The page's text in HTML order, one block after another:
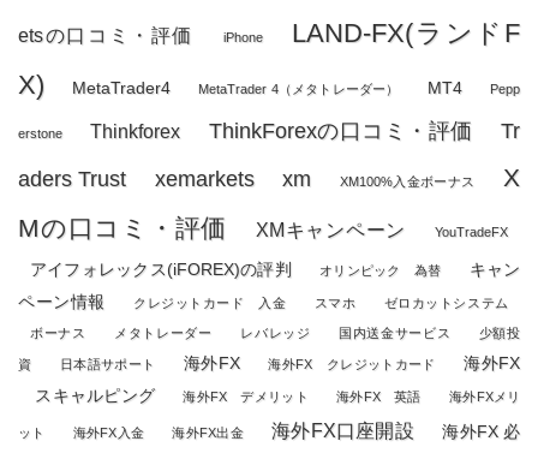
etsの口コミ・評価 iPhone
LAND-FX(ランドF
X)
MetaTrader4 MetaTrader 4（メタトレーダー） MT4 Pepp
erstone Thinkforex ThinkForexの口コミ・評価
Tr
aders Trust
xemarkets xm XM100%入金ボーナス
X
Mの口コミ・評価
XMキャンペーン YouTradeFX
アイフォレックス(iFOREX)の評判 オリンピック 為替
キャン
ペーン情報
クレジットカード 入金 スマホ ゼロカットシステム
ボーナス メタトレーダー レバレッジ 国内送金サービス 少額投
資 日本語サポート 海外FX 海外FX クレジットカード
海外FX
スキャルピング
海外FX デメリット 海外FX 英語 海外FXメリ
ット 海外FX入金 海外FX出金 海外FX口座開設 海外FX 必